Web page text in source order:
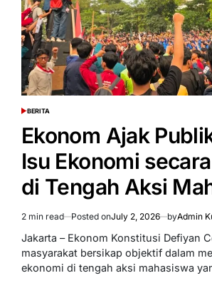
Terselubung
POSTED
BERITA
Ekonom Ajak
Isu Ekonomi
di Tengah Aksi
Estimated
read
2 min read Posted onJuly 2, 2026 byAdmin
Jakarta – Ekonom Konstitusi Defiyan
masyarakat bersikap objektif dalam
ekonomi di tengah aksi mahasiswa